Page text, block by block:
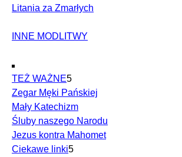
Litania za Zmarłych
INNE MODLITWY
TEŻ WAŻNE5
Zegar Męki Pańskiej
Mały Katechizm
Śluby naszego Narodu
Jezus kontra Mahomet
Ciekawe linki5